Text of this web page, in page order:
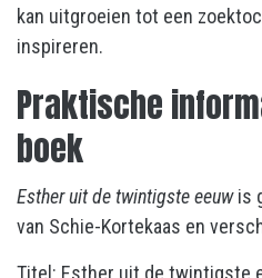
kan uitgroeien tot een
inspireren.
Praktische
boek
Esther uit de twintigste eeuwis
van Schie-Kortekaas en
Titel: Esther uit de twintigste